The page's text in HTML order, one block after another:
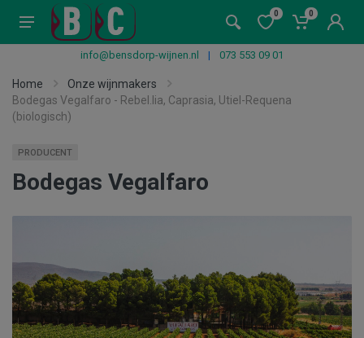
0 0
info@bensdorp-wijnen.nl | 073 553 09 01
Home
Onze wijnmakers
Bodegas Vegalfaro - Rebel.lia, Caprasia, Utiel-Requena
(biologisch)
PRODUCENT
Bodegas Vegalfaro